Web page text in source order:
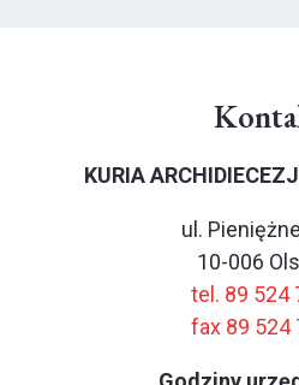
KURIA
ul.
10-006
tel. 89 524
fax 89 524